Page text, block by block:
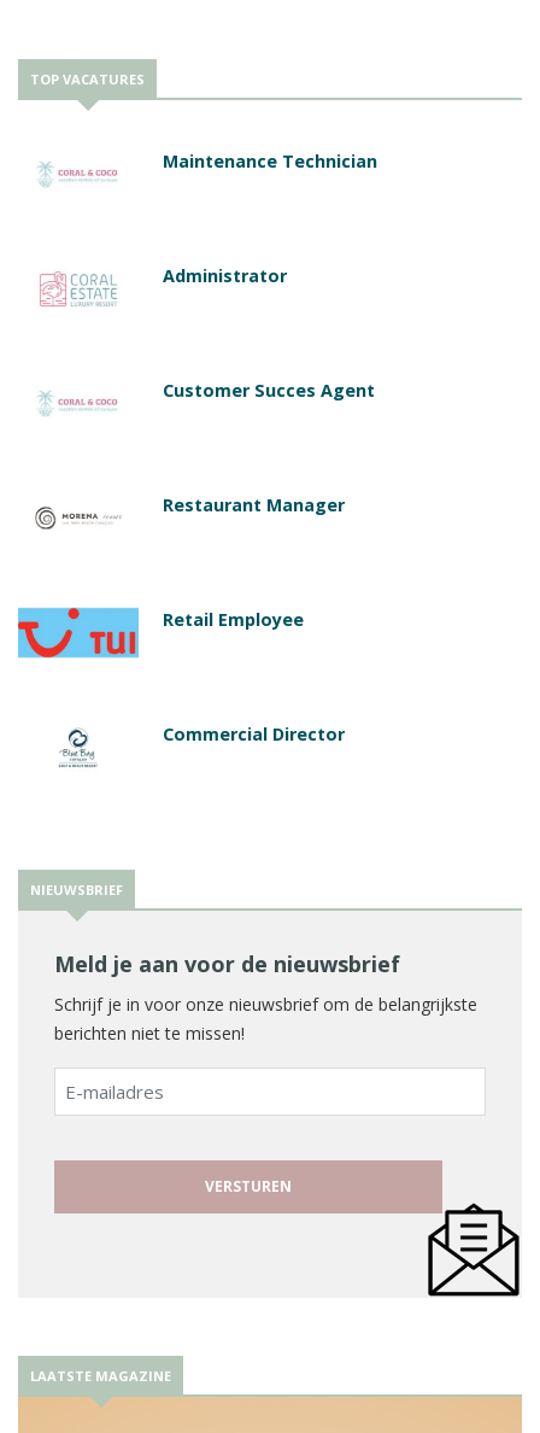
TOP VACATURES
Maintenance Technician
Administrator
Customer Succes Agent
Restaurant Manager
Retail Employee
Commercial Director
NIEUWSBRIEF
Meld je aan voor de nieuwsbrief
Schrijf je in voor onze nieuwsbrief om de belangrijkste
berichten niet te missen!
E-
mailadres
LAATSTE MAGAZINE